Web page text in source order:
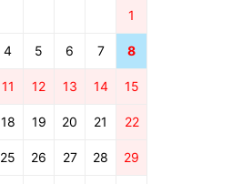
1
4 5 6 7 8
11 12 13 14 15
18 19 20 21 22
25 26 27 28 29